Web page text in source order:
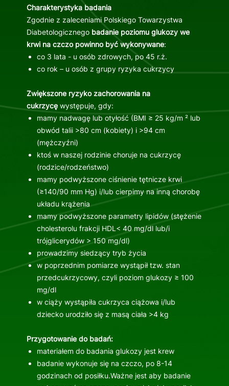
Charakterystyka badania
Zgodnie z zaleceniami Polskiego Towarzystwa
Diabetologicznego badanie poziomu glukozy we
krwi na czczo powinno być wykonywane:
co 3 lata - u osób zdrowych, po 45 r.ż.
co rok – u osób z grupy ryzyka cukrzycy
Zwiększone ryzyko zachorowania na
cukrzycęwystępuje, gdy:
mamy nadwagę lub otyłość (BMI ≥ 25 kg/m ² lub
obwód talii >80 cm (kobiety) i >94 cm
(mężczyźni)
ktoś w naszej rodzinie choruje na cukrzycę
(rodzice/rodzeństwo)
mamy podwyższone ciśnienie tętnicze krwi
(≥140/90 mm Hg) i/lub cierpimy na inną chorobę
układu krążenia
mamy podwyższone parametry lipidów (stężenie
cholesterolu frakcji HDL< 40 mg/dl lub/i
trójglicerydów > 150 mg/dl)
prowadzimy siedzący tryb życia
w poprzednim pomiarze wystąpił tzw. stan
przedcukrzycowy, czyli poziom glukozy ≥ 100
mg/dl
w ciąży wystąpiła cukrzyca ciążowa i/lub
dziecko urodziło się z masą ciała >4 kg
Przygotowanie do badań:
materiałem do badania glukozy jest krew
badanie wykonuje się na czczo, po 8-14
godzinach od posiłku.Ważne jest aby badanie